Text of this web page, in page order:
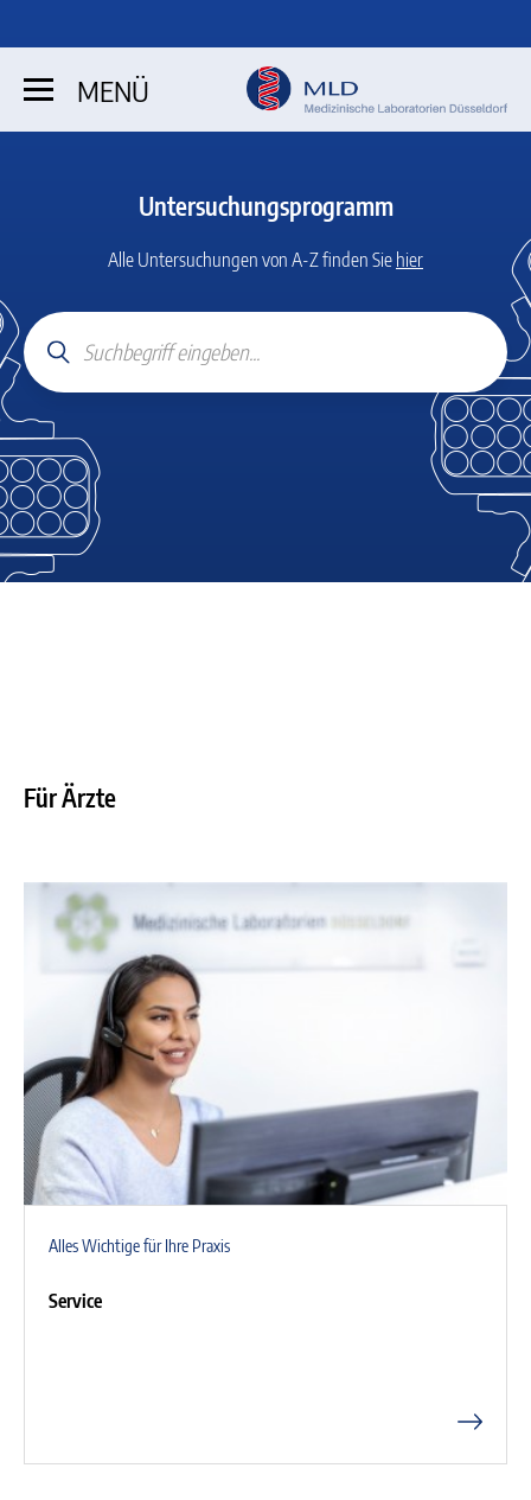
MENÜ
Untersuchungsprogramm
Alle Untersuchungen von A-Z finden Sie hier
Für Ärzte
Alles Wichtige für Ihre Praxis
Service